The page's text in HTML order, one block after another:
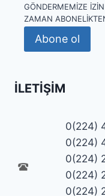
GÖNDERMEMIZE
ZAMAN
Abone ol
İLETIŞIM
0(224)
0(224)
0(224)
0(224)
0(224)